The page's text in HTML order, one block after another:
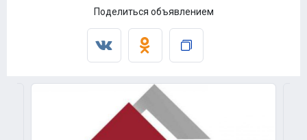
Поделиться объявлением